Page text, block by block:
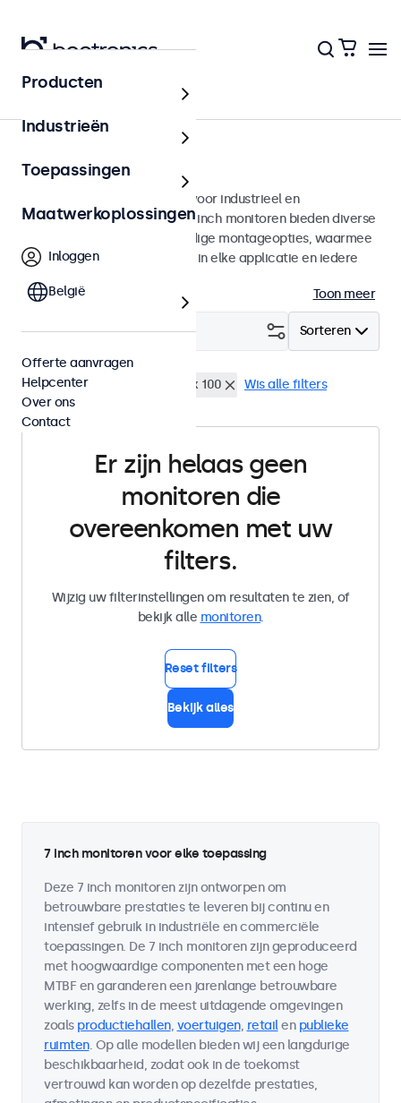
Monitoren
7 inch monitoren
7 inch monitoren ontworpen voor industrieel en
commercieel gebruik. Deze 7 inch monitoren bieden diverse
videoaansluitingen en veelzijdige montageopties, waarmee
ze naadloos te integreren zijn in elke applicatie en iedere
Toon meer
Sorteren
Filter (0)
7 inch monitoren VESA 100 x 100 Wis alle filters
Er zijn helaas geen
monitoren die
overeenkomen met uw
filters.
Wijzig uw filterinstellingen om resultaten te zien, of
bekijk alle monitoren.
Reset filters
Bekijk alles
7 inch monitoren voor elke toepassing
Deze 7 inch monitoren zijn ontworpen om
betrouwbare prestaties te leveren bij continu en
intensief gebruik in industriële en commerciële
toepassingen. De 7 inch monitoren zijn geproduceerd
met hoogwaardige componenten met een hoge
MTBF en garanderen een jarenlange betrouwbare
werking, zelfs in de meest uitdagende omgevingen
zoals productiehallen, voertuigen, retailen publieke
ruimten. Op alle modellen bieden wij een langdurige
beschikbaarheid, zodat ook in de toekomst
vertrouwd kan worden op dezelfde prestaties,
Producten
Industrieën
Toepassingen
Maatwerkoplossingen
Inloggen
België
Offerte aanvragen
Helpcenter
Over ons
Contact